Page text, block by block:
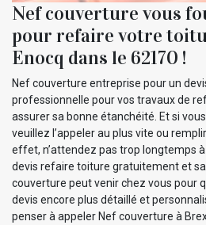
Nef couverture vous
pour refaire votre
Enocq dans le 62170 !
Nef couverture entreprise pour un
professionnelle pour vos travaux de
assurer sa bonne étanchéité. Et si
veuillez l’appeler au plus vite ou
effet, n’attendez pas trop longtemps
devis refaire toiture gratuitement et
couverture peut venir chez vous pour
devis encore plus détaillé et
penser à appeler Nef couverture à